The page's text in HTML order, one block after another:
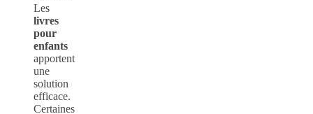
Les
livres
pour
enfants
apportent
une
solution
efficace.
Certaines